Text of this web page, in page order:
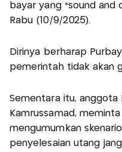
bayar yang *sound and
Rabu (10/9/2025).
Dirinya berharap
pemerintah tidak akan
Sementara itu, anggota
Kamrussamad,
mengumumkan
penyelesaian utang